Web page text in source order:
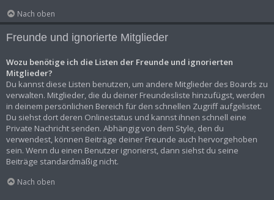
Nach oben
Freunde und ignorierte Mitglieder
Wozu benötige ich die Listen der Freunde und ignorierten
Mitglieder?
Du kannst diese Listen benutzen, um andere Mitglieder des Boards zu
verwalten. Mitglieder, die du deiner Freundesliste hinzufügst, werden
in deinem persönlichen Bereich für den schnellen Zugriff aufgelistet.
Du siehst dort deren Onlinestatus und kannst ihnen schnell eine
Private Nachricht senden. Abhängig von dem Style, den du
verwendest, können Beiträge deiner Freunde auch hervorgehoben
sein. Wenn du einen Benutzer ignorierst, dann siehst du seine
Beiträge standardmäßig nicht.
Nach oben